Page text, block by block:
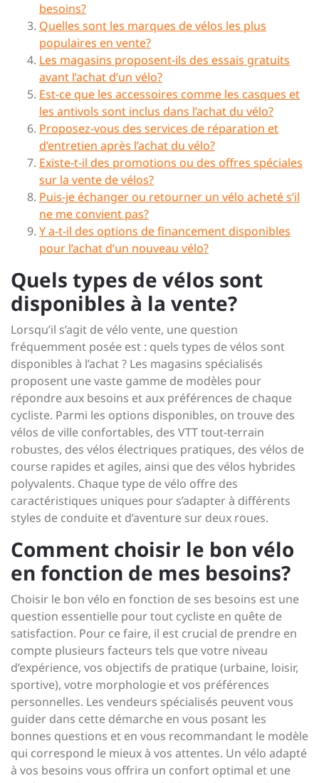
besoins?
Quelles sont les marques de vélos les plus
populaires en vente?
Les magasins proposent-ils des essais gratuits
avant l’achat d’un vélo?
Est-ce que les accessoires comme les casques et
les antivols sont inclus dans l’achat du vélo?
Proposez-vous des services de réparation et
d’entretien après l’achat du vélo?
Existe-t-il des promotions ou des offres spéciales
sur la vente de vélos?
Puis-je échanger ou retourner un vélo acheté s’il
ne me convient pas?
Y a-t-il des options de financement disponibles
pour l’achat d’un nouveau vélo?
Quels types de vélos sont
disponibles à la vente?
Lorsqu’il s’agit de vélo vente, une question
fréquemment posée est : quels types de vélos sont
disponibles à l’achat ? Les magasins spécialisés
proposent une vaste gamme de modèles pour
répondre aux besoins et aux préférences de chaque
cycliste. Parmi les options disponibles, on trouve des
vélos de ville confortables, des VTT tout-terrain
robustes, des vélos électriques pratiques, des vélos de
course rapides et agiles, ainsi que des vélos hybrides
polyvalents. Chaque type de vélo offre des
caractéristiques uniques pour s’adapter à différents
styles de conduite et d’aventure sur deux roues.
Comment choisir le bon vélo
en fonction de mes besoins?
Choisir le bon vélo en fonction de ses besoins est une
question essentielle pour tout cycliste en quête de
satisfaction. Pour ce faire, il est crucial de prendre en
compte plusieurs facteurs tels que votre niveau
d’expérience, vos objectifs de pratique (urbaine, loisir,
sportive), votre morphologie et vos préférences
personnelles. Les vendeurs spécialisés peuvent vous
guider dans cette démarche en vous posant les
bonnes questions et en vous recommandant le modèle
qui correspond le mieux à vos attentes. Un vélo adapté
à vos besoins vous offrira un confort optimal et une